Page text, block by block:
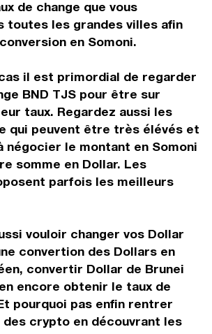
de change que vous
toutes les grandes villes afin
en Somoni.
il est primordial de regarder
BND TJS pour être sur
taux. Regardez aussi les
qui peuvent être très élévés et
négocier le montant en Somoni
somme en Dollar. Les
parfois les meilleurs
vouloir changer vos Dollar
convertion des Dollars en
convertir Dollar de Brunei
encore obtenir le taux de
pourquoi pas enfin rentrer
des crypto en découvrant les